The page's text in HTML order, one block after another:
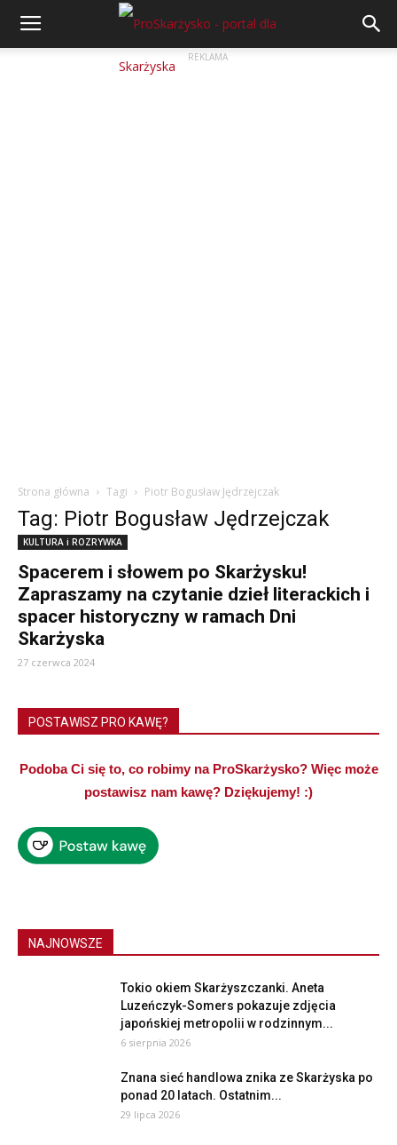
REKLAMA
Strona główna Tagi Piotr Bogusław Jędrzejczak
Tag: Piotr Bogusław Jędrzejczak
KULTURA i ROZRYWKA
Spacerem i słowem po Skarżysku!
Zapraszamy na czytanie dzieł literackich i
spacer historyczny w ramach Dni
Skarżyska
27 czerwca 2024
POSTAWISZ PRO KAWĘ?
Podoba Ci się to, co robimy na ProSkarżysko? Więc może
postawisz nam kawę? Dziękujemy! :)
NAJNOWSZE
Tokio okiem Skarżyszczanki. Aneta
Luzeńczyk-Somers pokazuje zdjęcia
japońskiej metropolii w rodzinnym...
6 sierpnia 2026
Znana sieć handlowa znika ze Skarżyska po
ponad 20 latach. Ostatnim...
29 lipca 2026